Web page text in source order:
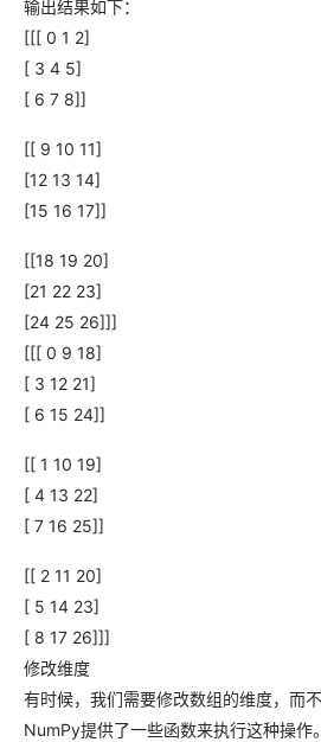
输出结果如下：
[[[ 0 1 2]
[ 3 4 5]
[ 6 7 8]]
[[ 9 10 11]
[12 13 14]
[15 16 17]]
[[18 19 20]
[21 22 23]
[24 25 26]]]
[[[ 0 9 18]
[ 3 12 21]
[ 6 15 24]]
[[ 1 10 19]
[ 4 13 22]
[ 7 16 25]]
[[ 2 11 20]
[ 5 14 23]
[ 8 17 26]]]
修改维度
有时候，我们需要修改数组的维度，而
NumPy提供了一些函数来执行这种操作。